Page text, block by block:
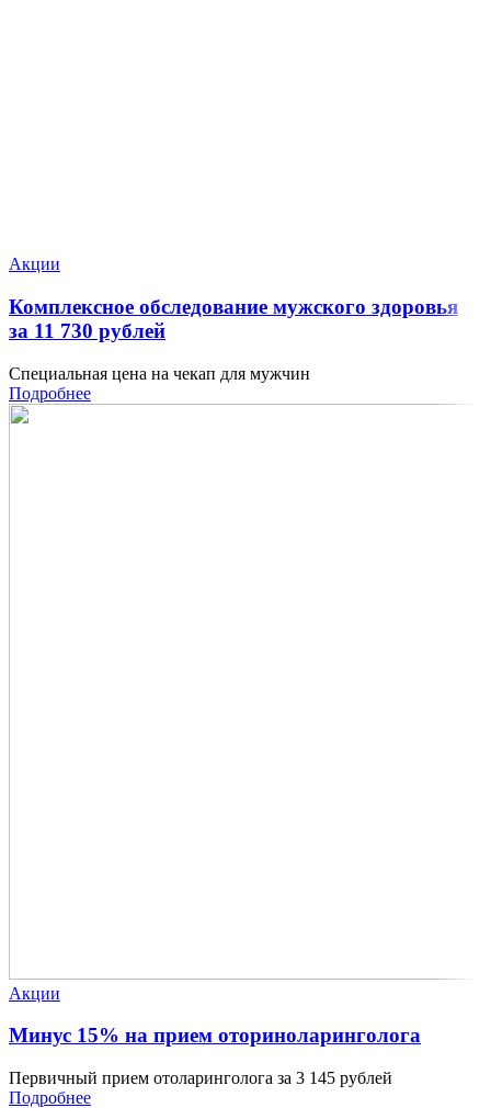
Акции
Комплексное обследование мужского здоровья
за 11 730 рублей
Специальная цена на чекап для мужчин
Подробнее
Акции
Минус 15% на прием оториноларинголога
Первичный прием отоларинголога за 3 145 рублей
Подробнее